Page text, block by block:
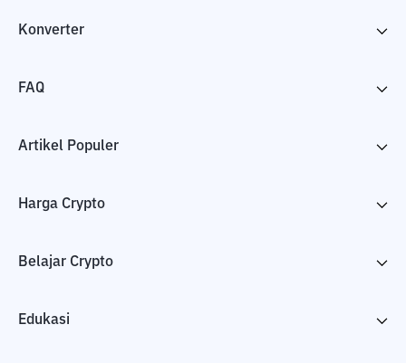
Konverter
FAQ
Artikel Populer
Harga Crypto
Belajar Crypto
Edukasi